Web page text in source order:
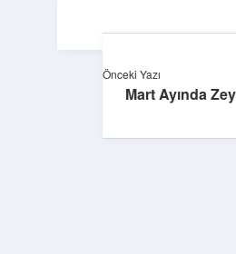
Önceki Yazı
Mart Ayında